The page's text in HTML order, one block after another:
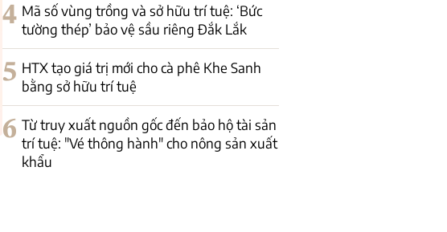
4 Mã số vùng trồng và sở hữu trí tuệ: ‘Bức
tường thép’ bảo vệ sầu riêng Đắk Lắk
5 HTX tạo giá trị mới cho cà phê Khe Sanh
bằng sở hữu trí tuệ
6 Từ truy xuất nguồn gốc đến bảo hộ tài sản
trí tuệ: "Vé thông hành" cho nông sản xuất
khẩu